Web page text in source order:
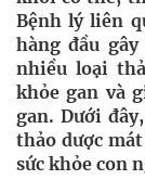
Bệnh lý liên
hàng đầu
nhiều loại
khỏe gan và
gan. Dưới
thảo dược
sức khỏe con